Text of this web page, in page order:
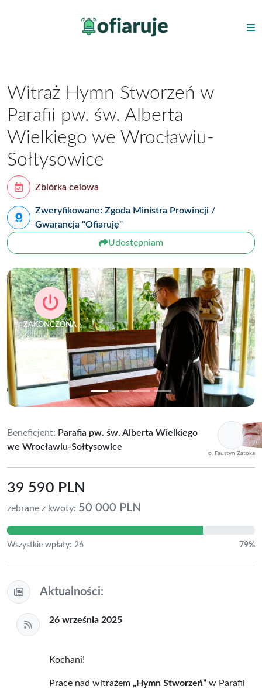
Witraż Hymn Stworzeń w
Parafii pw. św. Alberta
Wielkiego we Wrocławiu-
Sołtysowice
Zbiórka celowa
Zweryfikowane: Zgoda Ministra Prowincji /
Gwarancja "Ofiaruję"
Udostępniam
ZAKOŃCZONA
Previous Next
Beneficjent: Parafia pw. św. Alberta Wielkiego
we Wrocławiu-Sołtysowice
o. Faustyn Zatoka
39 590 PLN
zebrane z kwoty: 50 000 PLN
Wszystkie wpłaty: 26 79%
Aktualności:
26 września 2025
Kochani!
Prace nad witrażem „Hymn Stworzeń” w Parafii